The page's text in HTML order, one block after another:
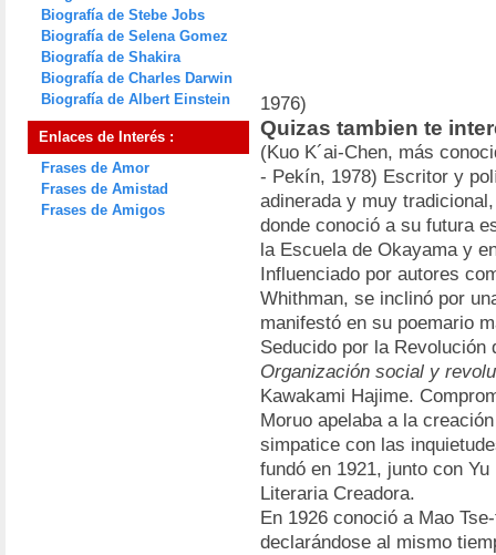
Biografía de Stebe Jobs
Biografía de Selena Gomez
Biografía de Shakira
Biografía de Charles Darwin
Biografía de Albert Einstein
Enlaces de Interés :
Frases de Amor
Frases de Amistad
Frases de Amigos
1976)
Quizas tambien te
(Kuo K´ai-Chen, más
- Pekín, 1978) Escritor y
adinerada y muy
donde conoció a su futura
la Escuela de Okayama y
Influenciado por autores
Whithman, se inclinó por
manifestó en su poemario
Seducido por la Revolución
Organización social y
Kawakami Hajime.
Moruo apelaba a la
simpatice con las
fundó en 1921, junto con
Literaria Creadora.
En 1926 conoció a Mao
declarándose al mismo